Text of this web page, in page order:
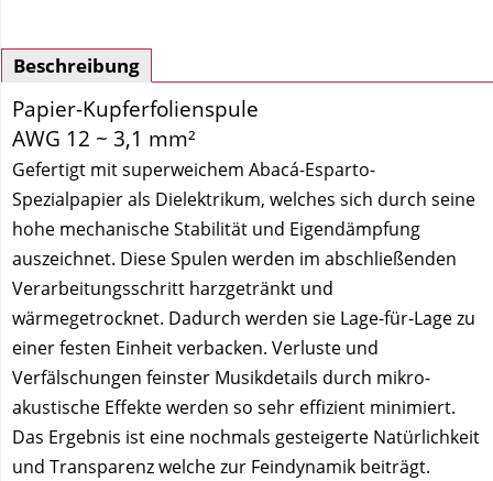
Beschreibung
Papier-Kupferfolienspule
AWG 12 ~ 3,1 mm²
Gefertigt mit superweichem Abacá-Esparto-
Spezialpapier als Dielektrikum, welches sich durch seine
hohe mechanische Stabilität und Eigendämpfung
auszeichnet. Diese Spulen werden im abschließenden
Verarbeitungsschritt harzgetränkt und
wärmegetrocknet. Dadurch werden sie Lage-für-Lage zu
einer festen Einheit verbacken. Verluste und
Verfälschungen feinster Musikdetails durch mikro-
akustische Effekte werden so sehr effizient minimiert.
Das Ergebnis ist eine nochmals gesteigerte Natürlichkeit
und Transparenz welche zur Feindynamik beiträgt.